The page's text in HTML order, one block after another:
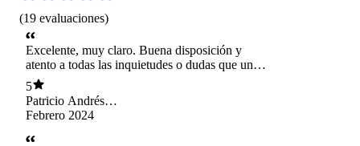
(19 evaluaciones)
Excelente, muy claro. Buena disposición y
atento a todas las inquietudes o dudas que uno
tiene. Totalmente recomendado.
5
Patricio Andrés
Vega Rojas
Febrero 2024